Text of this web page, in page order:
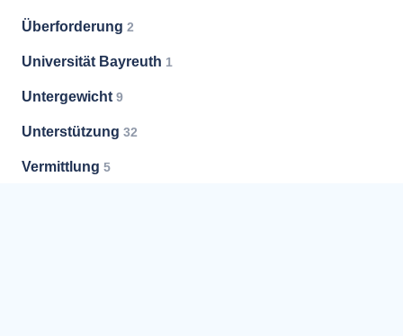
Überforderung 2
Universität Bayreuth 1
Untergewicht 9
Unterstützung 32
Vermittlung 5